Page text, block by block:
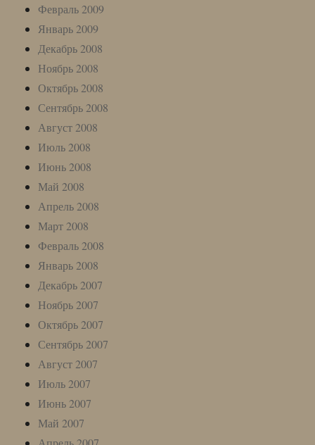
Февраль 2009
Январь 2009
Декабрь 2008
Ноябрь 2008
Октябрь 2008
Сентябрь 2008
Август 2008
Июль 2008
Июнь 2008
Май 2008
Апрель 2008
Март 2008
Февраль 2008
Январь 2008
Декабрь 2007
Ноябрь 2007
Октябрь 2007
Сентябрь 2007
Август 2007
Июль 2007
Июнь 2007
Май 2007